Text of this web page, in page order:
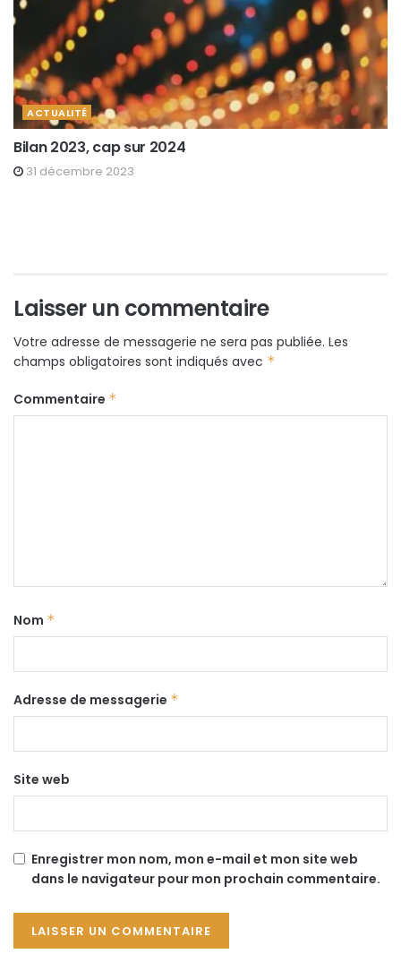
ACTUALITÉ
Bilan 2023, cap sur 2024
31 décembre 2023
Laisser un commentaire
Votre adresse de messagerie ne sera pas publiée. Les
champs obligatoires sont indiqués avec *
Commentaire *
Nom *
Adresse de messagerie *
Site web
Enregistrer mon nom, mon e-mail et mon site web
dans le navigateur pour mon prochain commentaire.